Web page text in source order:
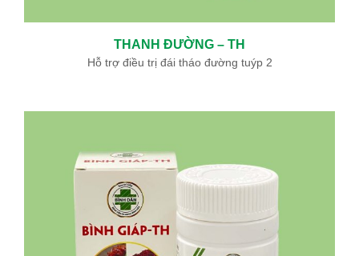
THANH ĐƯỜNG – TH
Hỗ trợ điều trị đái tháo đường tuýp 2